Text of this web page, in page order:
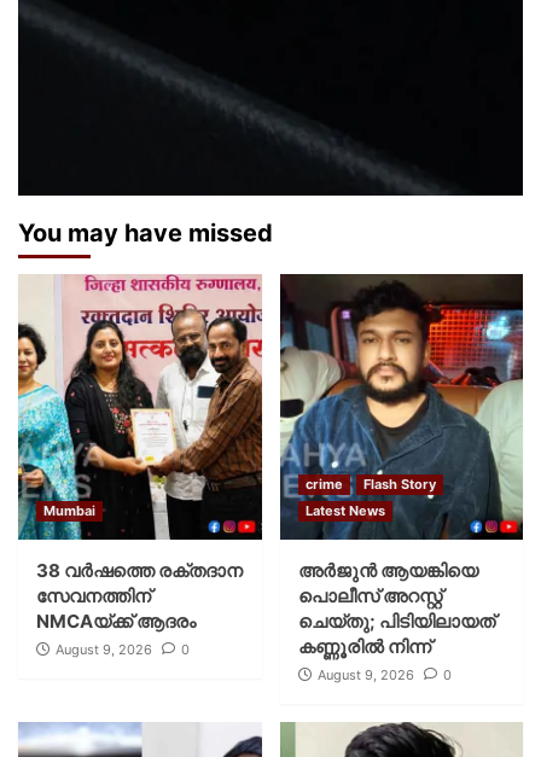
You may have missed
Mumbai
38 വർഷത്തെ രക്തദാന
സേവനത്തിന്
NMCAയ്ക്ക് ആദരം
August 9, 2026 0
crime
Flash Story
Latest News
അർജുൻ ആയങ്കിയെ
പൊലീസ് അറസ്റ്റ്
ചെയ്‌തു; പിടിയിലായത്
കണ്ണൂരിൽ നിന്ന്
August 9, 2026 0